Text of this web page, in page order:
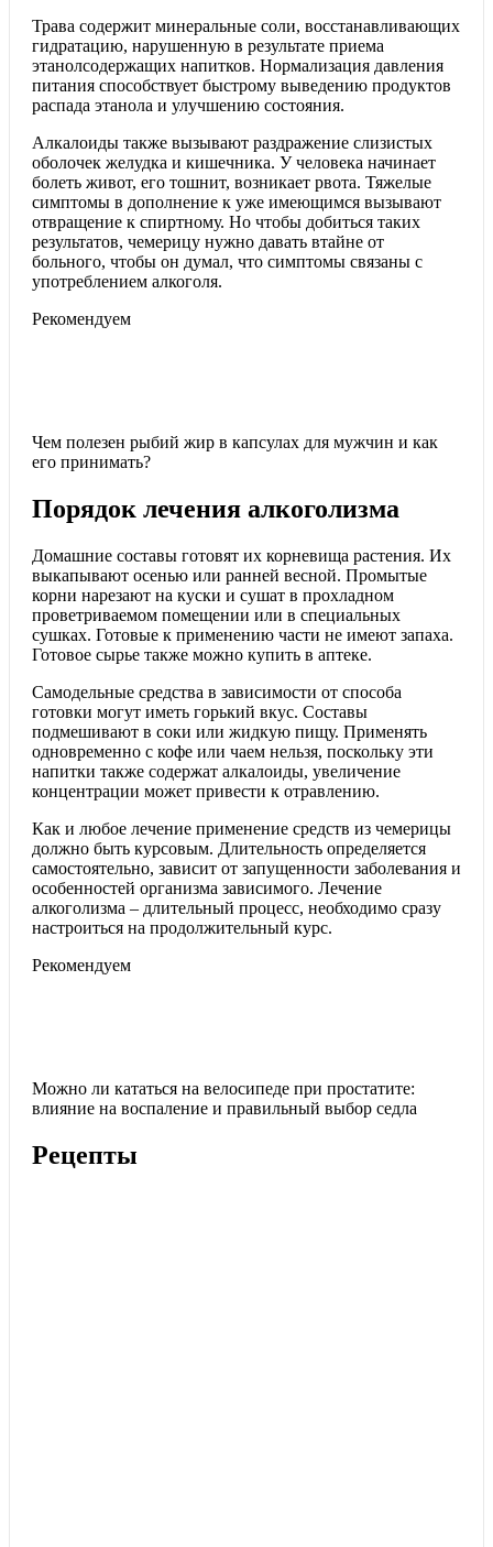
Трава содержит минеральные соли, восстанавливающих
гидратацию, нарушенную в результате приема
этанолсодержащих напитков. Нормализация давления
питания способствует быстрому выведению продуктов
распада этанола и улучшению состояния.
Алкалоиды также вызывают раздражение слизистых
оболочек желудка и кишечника. У человека начинает
болеть живот, его тошнит, возникает рвота. Тяжелые
симптомы в дополнение к уже имеющимся вызывают
отвращение к спиртному. Но чтобы добиться таких
результатов, чемерицу нужно давать втайне от
больного, чтобы он думал, что симптомы связаны с
употреблением алкоголя.
Рекомендуем
Чем полезен рыбий жир в капсулах для мужчин и как
его принимать?
Порядок лечения алкоголизма
Домашние составы готовят их корневища растения. Их
выкапывают осенью или ранней весной. Промытые
корни нарезают на куски и сушат в прохладном
проветриваемом помещении или в специальных
сушках. Готовые к применению части не имеют запаха.
Готовое сырье также можно купить в аптеке.
Самодельные средства в зависимости от способа
готовки могут иметь горький вкус. Составы
подмешивают в соки или жидкую пищу. Применять
одновременно с кофе или чаем нельзя, поскольку эти
напитки также содержат алкалоиды, увеличение
концентрации может привести к отравлению.
Как и любое лечение применение средств из чемерицы
должно быть курсовым. Длительность определяется
самостоятельно, зависит от запущенности заболевания и
особенностей организма зависимого. Лечение
алкоголизма – длительный процесс, необходимо сразу
настроиться на продолжительный курс.
Рекомендуем
Можно ли кататься на велосипеде при простатите:
влияние на воспаление и правильный выбор седла
Рецепты